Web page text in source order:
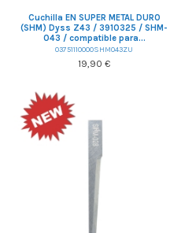
Cuchilla EN SUPER METAL DURO
(SHM) Dyss Z43 / 3910325 / SHM-
043 / compatible para...
03751110000SHM043ZU
19,90 €